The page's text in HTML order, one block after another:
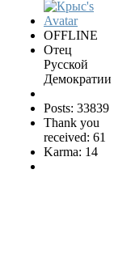
OFFLINE
Отец
Русской
Демократии
Posts: 33839
Thank you
received: 61
Karma: 14